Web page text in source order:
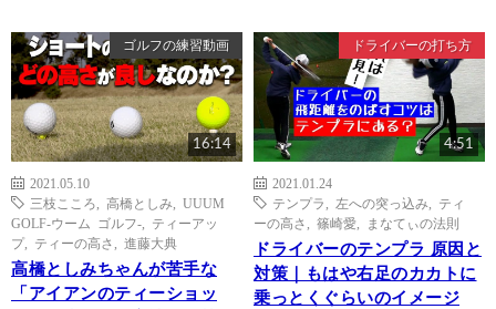
ゴルフの練習動画
16:14
2021.05.10
三枝こころ
高橋としみ
UUUM
GOLF-ウーム ゴルフ-
ティーアッ
プ, ティーの高さ 進藤大典
高橋としみちゃんが苦手な
「アイアンのティーショッ
ドライバーの打ち方
4:51
2021.01.24
テンプラ
左への突っ込み
ティ
ーの高さ
篠崎愛 まなてぃの法則
ドライバーのテンプラ 原因と
対策｜もはや右足のカカトに
乗っとくぐらいのイメージ